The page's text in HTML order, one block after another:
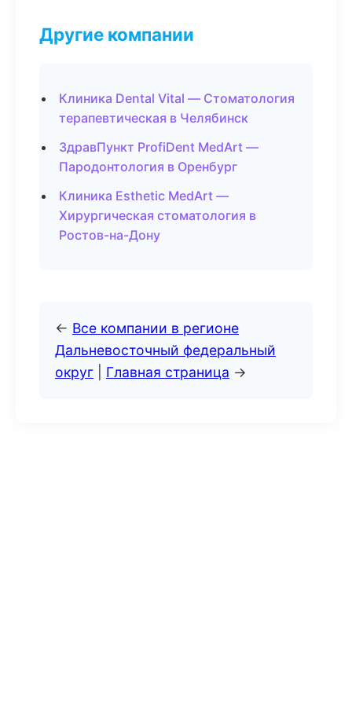
Другие компании
Клиника Dental Vital — Стоматология
терапевтическая в Челябинск
ЗдравПункт ProfiDent MedArt —
Пародонтология в Оренбург
Клиника Esthetic MedArt —
Хирургическая стоматология в
Ростов-на-Дону
← Все компании в регионе
Дальневосточный федеральный
округ
Главная страница →